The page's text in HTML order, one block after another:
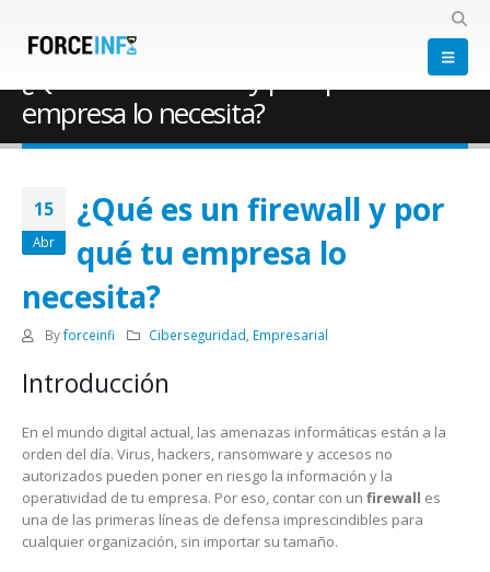
¿QUÉ ES UN FIREWALL Y POR QUÉ TU EMPRESA LO NECESITA?
empresa lo necesita?
15
Abr
¿Qué es un firewall y por
qué tu empresa lo
necesita?
By forceinfi Ciberseguridad Empresarial
Introducción
En el mundo digital actual, las amenazas informáticas están a la
orden del día. Virus, hackers, ransomware y accesos no
autorizados pueden poner en riesgo la información y la
operatividad de tu empresa. Por eso, contar con un firewall es
una de las primeras líneas de defensa imprescindibles para
cualquier organización, sin importar su tamaño.